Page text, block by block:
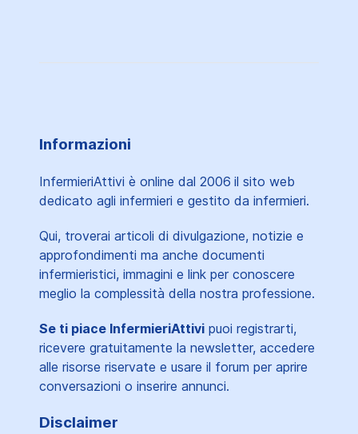
Informazioni
InfermieriAttivi è online dal 2006 il sito web
dedicato agli infermieri e gestito da infermieri.
Qui, troverai articoli di divulgazione, notizie e
approfondimenti ma anche documenti
infermieristici, immagini e link per conoscere
meglio la complessità della nostra professione.
Se ti piace InfermieriAttivi puoi registrarti,
ricevere gratuitamente la newsletter, accedere
alle risorse riservate e usare il forum per aprire
conversazioni o inserire annunci.
Disclaimer